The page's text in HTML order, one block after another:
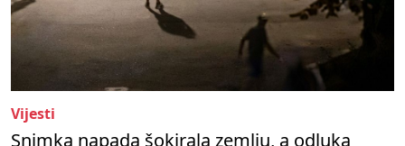
Vijesti
Snimka napada šokirala zemlju, a odluka